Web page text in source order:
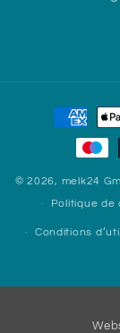
Moyens
paiement
© 2026, melk24
Politique de
Conditions